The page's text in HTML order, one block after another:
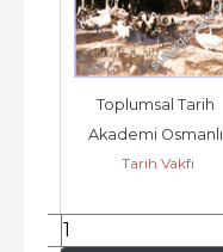
Toplumsal Tarih
Akademi Osmanlı
Türkiye Çalışmaları
Tarih Vakfı